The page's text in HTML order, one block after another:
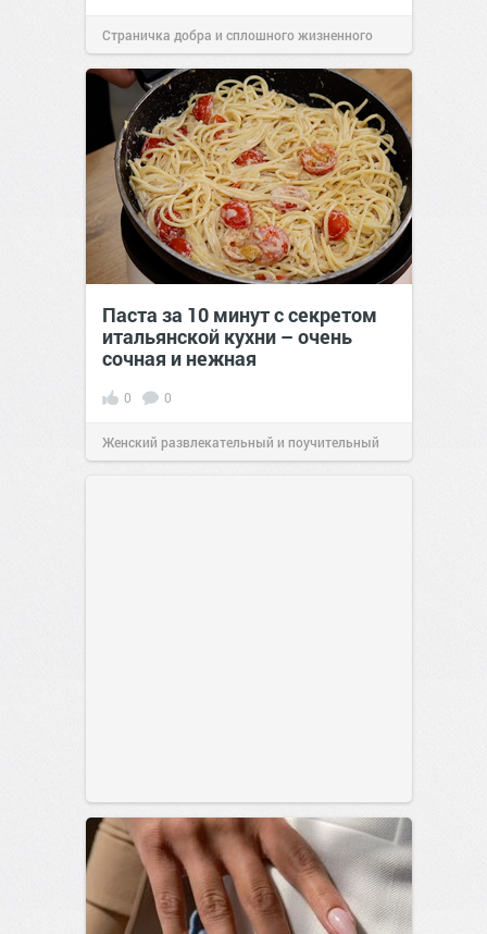
Страничка добра и сплошного жизненного
позитива!00:28Сегодня
Паста за 10 минут с секретом
итальянской кухни – очень
сочная и нежная
0 0
Женский развлекательный и поучительный